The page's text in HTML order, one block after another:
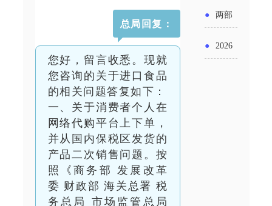
总局回复：
您好，留言收悉。现就
您咨询的关于进口食品
的相关问题答复如下：
一、关于消费者个人在
网络代购平台上下单，
并从国内保税区发货的
产品二次销售问题。按
照《商务部 发展改革
委 财政部 海关总署 税
务总局 市场监管总局
例新变
领域及
申报要
五”期间
支持科
务培育
● 两部
● 2026